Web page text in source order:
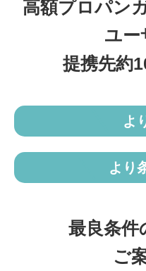
高額プロパン
ユー
提携先約
よ
より
最良条件
ご